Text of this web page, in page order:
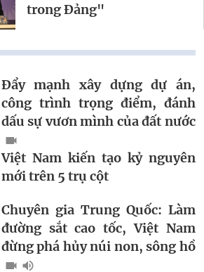
trong Đảng"
Đẩy mạnh xây dựng dự án,
công trình trọng điểm, đánh
dấu sự vươn mình của đất nước
Việt Nam kiến tạo kỷ nguyên
mới trên 5 trụ cột
Chuyên gia Trung Quốc: Làm
đường sắt cao tốc, Việt Nam
đừng phá hủy núi non, sông hồ